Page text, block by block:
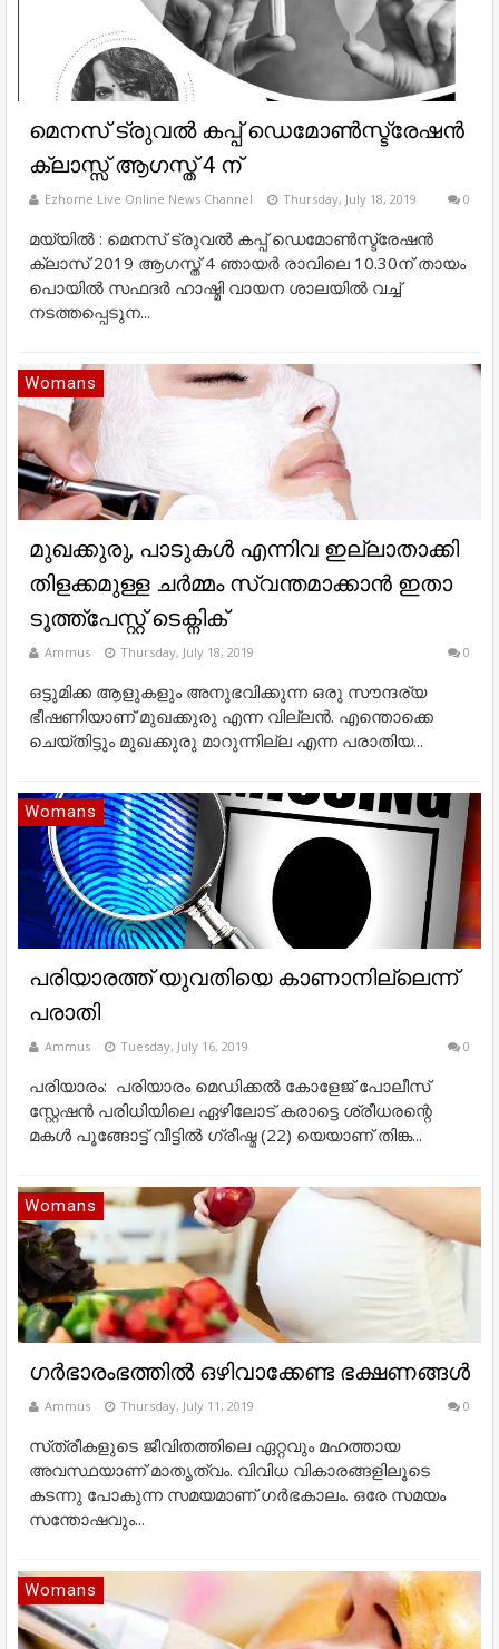
മെനസ് ട്രുവൽ കപ്പ് ഡെമോൺസ്ട്രേഷൻ
ക്ലാസ്സ്‌ ആഗസ്ത് 4 ന്
Ezhome Live Online News Channel Thursday, July 18, 2019 0
മയ്യിൽ : മെനസ് ട്രുവൽ കപ്പ് ഡെമോൺസ്ട്രേഷൻ
ക്ലാസ് 2019 ആഗസ്ത് 4 ഞായർ രാവിലെ 10.30ന് തായം
പൊയിൽ സഫദർ ഹാഷ്മി വായന ശാലയിൽ വച്ച്
നടത്തപ്പെടുന...
Womans
മുഖക്കുരു, പാടുകൾ എന്നിവ ഇല്ലാതാക്കി
തിളക്കമുള്ള ചർമ്മം സ്വന്തമാക്കാൻ ഇതാ
ടൂത്ത്പേസ്റ്റ്‌ ടെക്നിക്
Ammus Thursday, July 18, 2019 0
ഒട്ടുമിക്ക ആളുകളും അനുഭവിക്കുന്ന ഒരു സൗന്ദര്യ
ഭീഷണിയാണ് മുഖക്കുരു എന്ന വില്ലൻ. എന്തൊക്കെ
ചെയ്തിട്ടും മുഖക്കുരു മാറുന്നില്ല എന്ന പരാതിയ...
Womans
പരിയാരത്ത്‌ യുവതിയെ കാണാനില്ലെന്ന്
പരാതി
Ammus Tuesday, July 16, 2019 0
പരിയാരം: പരിയാരം മെഡിക്കൽ കോളേജ് പോലീസ്
സ്റ്റേഷൻ പരിധിയിലെ ഏഴിലോട് കരാട്ടെ ശ്രീധരന്റെ
മകൾ പൂങ്ങോട്ട് വീട്ടിൽ ഗ്രീഷ്മ (22) യെയാണ് തിങ്ക...
Womans
ഗര്‍ഭാരംഭത്തിൽ ഒഴിവാക്കേണ്ട ഭക്ഷണങ്ങള്‍
Ammus Thursday, July 11, 2019 0
സ്‌ത്രീകളുടെ ജീവിതത്തിലെ ഏറ്റവും മഹത്തായ
അവസ്ഥയാണ്‌ മാതൃത്വം. വിവിധ വികാരങ്ങളിലൂടെ
കടന്നു പോകുന്ന സമയമാണ്‌ ഗര്‍ഭകാലം. ഒരേ സമയം
സന്തോഷവും...
Womans